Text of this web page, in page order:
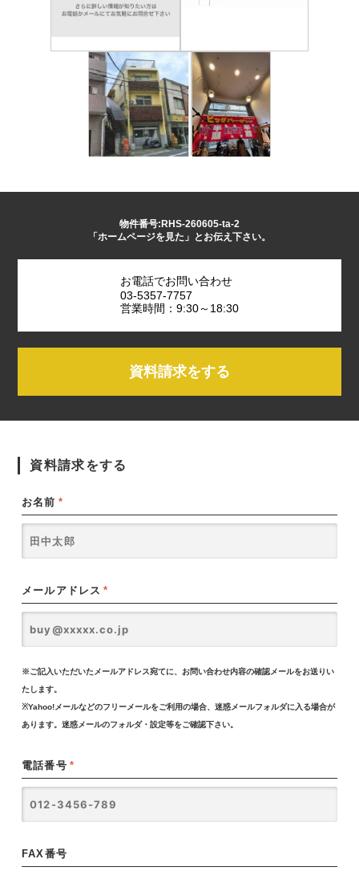
物件番号:RHS-260605-ta-2
「ホームページを見た」とお伝え下さい。
お電話でお問い合わせ
03-5357-7757
営業時間：9:30～18:30
資料請求をする
資料請求をする
お名前 *
メールアドレス *
※ご記入いただいたメールアドレス宛てに、お問い合わせ内容の確認メールをお送りい
たします。
※Yahoo!メールなどのフリーメールをご利用の場合、迷惑メールフォルダに入る場合が
あります。迷惑メールのフォルダ・設定等をご確認下さい。
電話番号 *
FAX番号